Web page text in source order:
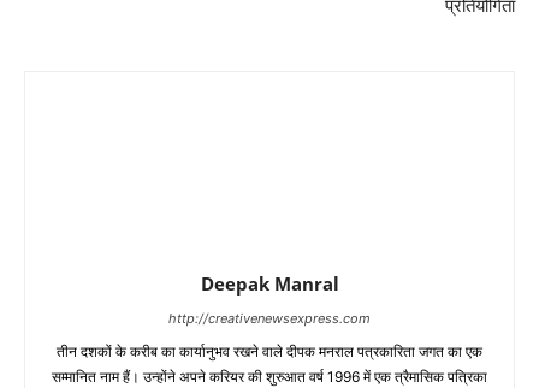
प्रतियोगिता
Deepak Manral
http://creativenewsexpress.com
तीन दशकों के करीब का कार्यानुभव रखने वाले दीपक मनराल पत्रकारिता जगत का एक
सम्मानित नाम हैं। उन्होंने अपने करियर की शुरुआत वर्ष 1996 में एक त्रैमासिक पत्रिका